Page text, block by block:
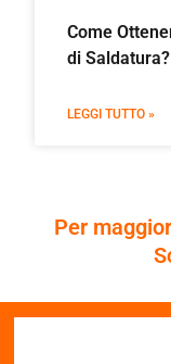
Come
di Saldatura?
LEGGI TUTTO »
Per